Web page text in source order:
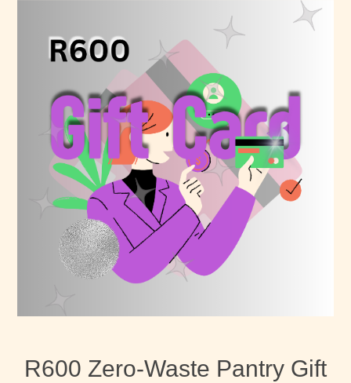
R600 Zero-Waste Pantry Gift